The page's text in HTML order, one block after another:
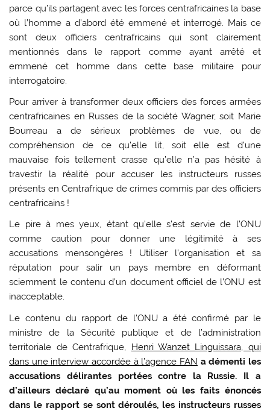
parce qu’ils partagent avec les forces centrafricaines la base
où l’homme a d’abord été emmené et interrogé. Mais ce
sont deux officiers centrafricains qui sont clairement
mentionnés dans le rapport comme ayant arrêté et
emmené cet homme dans cette base militaire pour
interrogatoire.
Pour arriver à transformer deux officiers des forces armées
centrafricaines en Russes de la société Wagner, soit Marie
Bourreau a de sérieux problèmes de vue, ou de
compréhension de ce qu’elle lit, soit elle est d’une
mauvaise fois tellement crasse qu’elle n’a pas hésité à
travestir la réalité pour accuser les instructeurs russes
présents en Centrafrique de crimes commis par des officiers
centrafricains !
Le pire à mes yeux, étant qu’elle s’est servie de l’ONU
comme caution pour donner une légitimité à ses
accusations mensongères ! Utiliser l’organisation et sa
réputation pour salir un pays membre en déformant
sciemment le contenu d’un document officiel de l’ONU est
inacceptable.
Le contenu du rapport de l’ONU a été confirmé par le
ministre de la Sécurité publique et de l’administration
territoriale de Centrafrique, Henri Wanzet Linguissara, qui
dans une interview accordée à l’agence FAN a démenti les
accusations délirantes portées contre la Russie. Il a
d’ailleurs déclaré qu’au moment où les faits énoncés
dans le rapport se sont déroulés, les instructeurs russes